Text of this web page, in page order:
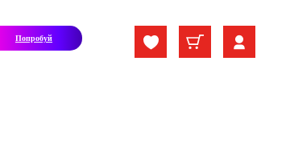
Попробуй